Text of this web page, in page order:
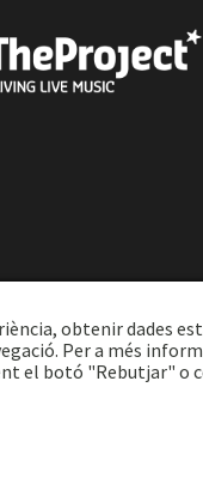
obtenir dades
Per a més
el botó "Rebutjar" o